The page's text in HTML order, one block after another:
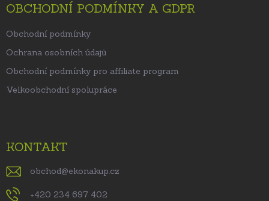
OBCHODNÍ PODMÍNKY A GDPR
Obchodní podmínky
Ochrana osobních údajů
Obchodní podmínky pro affiliate program
Velkoobchodní spolupráce
KONTAKT
obchod@ekonakup.cz
+420 234 697 402